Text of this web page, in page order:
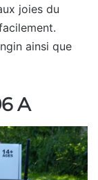
joies du
ainsi que
A